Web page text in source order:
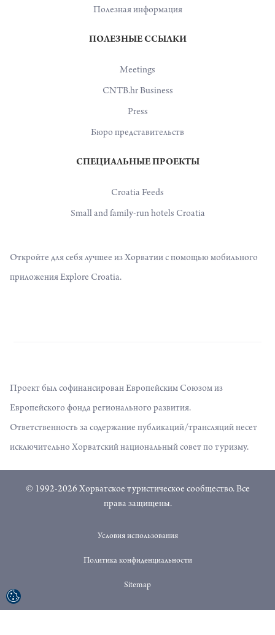
Полезная информация
ПОЛЕЗНЫЕ ССЫЛКИ
Meetings
CNTB.hr Business
Press
Бюро представительств
СПЕЦИАЛЬНЫЕ ПРОЕКТЫ
Croatia Feeds
Small and family-run hotels Croatia
Откройте для себя лучшее из Хорватии с помощью мобильного
приложения Explore Croatia.
Проект был софинансирован Европейским Союзом из
Европейского фонда регионального развития.
Ответственность за содержание публикаций/трансляций несет
исключительно Хорватский национальный совет по туризму.
© 1992-2026 Хорватское туристическое сообщество. Все
права защищены.
Условия использования
Политика конфиденциальности
Sitemap